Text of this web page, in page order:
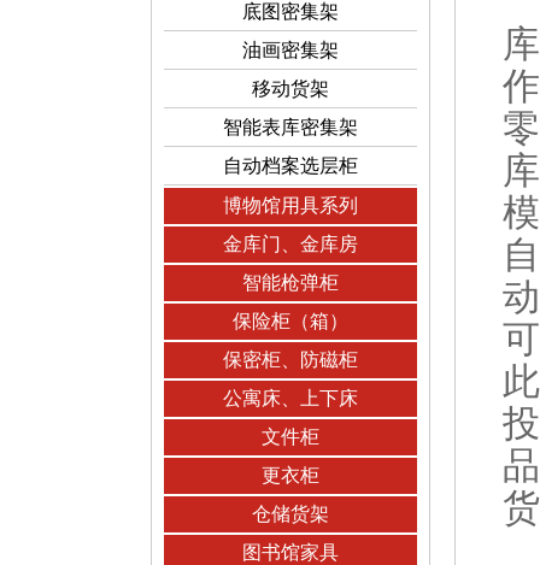
底图密集架
油画密集架
移动货架
智能表库密集架
自动档案选层柜
博物馆用具系列
金库门、金库房
智能枪弹柜
保险柜（箱）
保密柜、防磁柜
公寓床、上下床
文件柜
更衣柜
仓储货架
图书馆家具